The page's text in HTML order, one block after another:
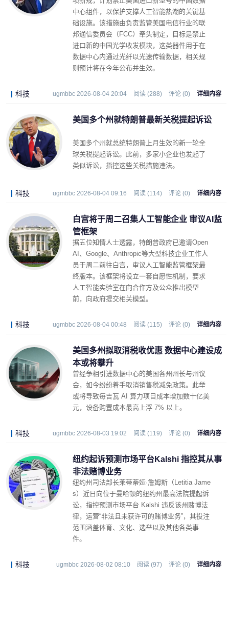
中心组件，以保护支撑人工智能热潮的关键基
础设施。该措施由负责监管美国电信行业的联
邦通信委员会（FCC）牵头制定，目标是禁止
进口新的中国光学收发模块，这类器件用于在
数据中心内通过光纤以光速传输数据，相关规
则预计将在今年公布并生效。
科技 ugmbbc 2026-08-04 20:04 阅读 (288) 评论 (0) 详细内容
美国多个州就特朗普最新关税提起诉讼
美国多个州就总统特朗普上月生效的新一轮全
球关税提起诉讼。此前，多家小企业也发起了
类似诉讼，指控这些关税措施违法。
科技 ugmbbc 2026-08-04 09:16 阅读 (114) 评论 (0) 详细内容
白宫将于周二召集人工智能企业 审议AI监
管框架
据五位知情人士透露，特朗普政府已邀请Open
AI、Google、Anthropic等大型科技企业工作人
员于周二前往白宫，审议人工智能监管框架最
终版本。该框架将设立一套自愿性机制，要求
人工智能实验室在向合作方及公众推出模型
前，向政府提交相关模型。
科技 ugmbbc 2026-08-04 00:48 阅读 (115) 评论 (0) 详细内容
美国多州拟取消税收优惠 数据中心建设成
本或将攀升
曾经争相引进数据中心的美国各州州长与州议
会，如今纷纷着手取消销售税减免政策。此举
或将导致每吉瓦 AI 算力项目成本增加数十亿美
元，设备购置成本最高上浮 7% 以上。
科技 ugmbbc 2026-08-03 19:02 阅读 (119) 评论 (0) 详细内容
纽约起诉预测市场平台Kalshi 指控其从事
非法赌博业务
纽约州司法部长莱蒂蒂娅·詹姆斯（Letitia Jame
s）近日向位于曼哈顿的纽约州最高法院提起诉
讼，指控预测市场平台 Kalshi 违反该州赌博法
律，运营“非法且未获许可的赌博业务”，其投注
范围涵盖体育、文化、选举以及其他各类事
件。
科技 ugmbbc 2026-08-02 08:10 阅读 (97) 评论 (0) 详细内容